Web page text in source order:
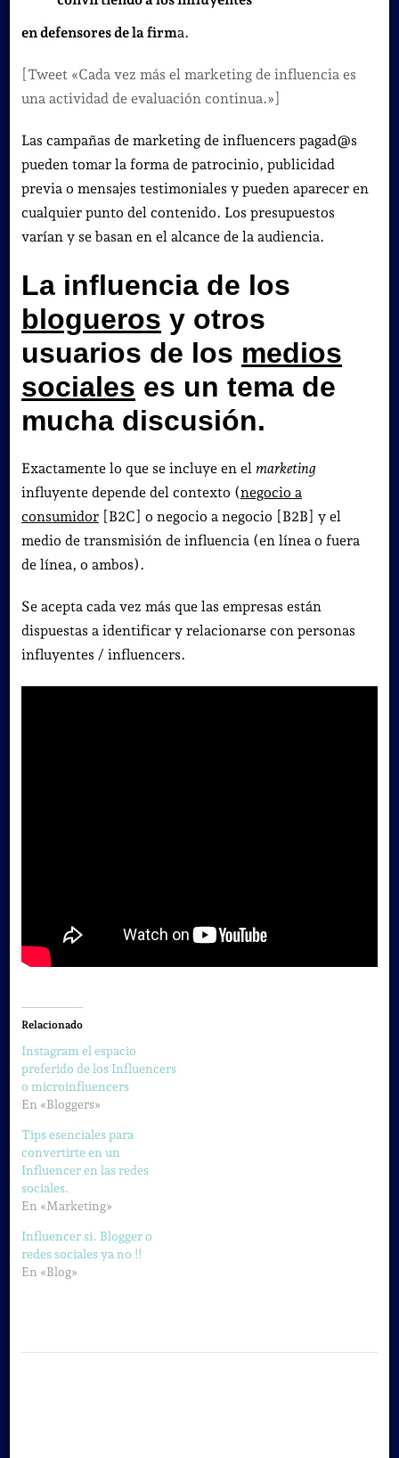
en defensores de la firma.
[Tweet «Cada vez más el marketing de influencia es
una actividad de evaluación continua.»]
Las campañas de marketing de influencers pagad@s
pueden tomar la forma de patrocinio, publicidad
previa o mensajes testimoniales y pueden aparecer en
cualquier punto del contenido. Los presupuestos
varían y se basan en el alcance de la audiencia.
La influencia de los
blogueros y otros
usuarios de los medios
sociales es un tema de
mucha discusión.
Exactamente lo que se incluye en el marketing
influyente depende del contexto (negocio a
consumidor[B2C] o negocio a negocio [B2B] y el
medio de transmisión de influencia (en línea o fuera
de línea, o ambos).
Se acepta cada vez más que las empresas están
dispuestas a identificar y relacionarse con personas
influyentes / influencers.
Relacionado
Instagram el espacio
preferido de los Influencers
o microinfluencers
En «Bloggers»
Tips esenciales para
convertirte en un
Influencer en las redes
sociales.
En «Marketing»
Influencer si. Blogger o
redes sociales ya no !!
En «Blog»